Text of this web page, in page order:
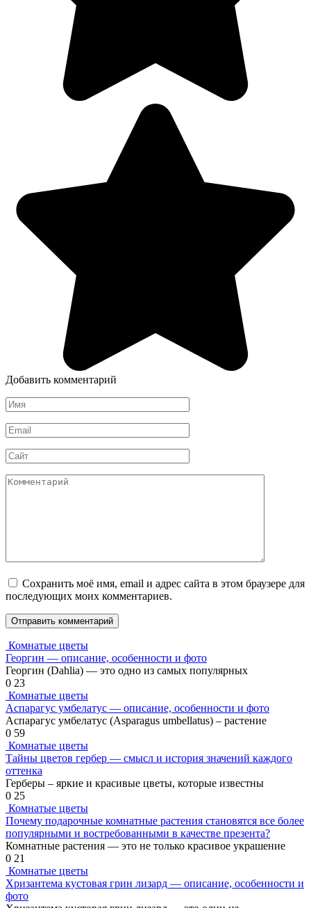
Добавить комментарий
Имя
*
Email
*
Сайт
Комментарий
Сохранить моё имя, email и адрес сайта в этом браузере для
последующих моих комментариев.
Комнатые цветы
Георгин — описание, особенности и фото
Георгин (Dahlia) — это одно из самых популярных
0 23
Комнатые цветы
Аспарагус умбелатус — описание, особенности и фото
Аспарагус умбелатус (Asparagus umbellatus) – растение
0 59
Комнатые цветы
Тайны цветов гербер — смысл и история значений каждого
оттенка
Герберы – яркие и красивые цветы, которые известны
0 25
Комнатые цветы
Почему подарочные комнатные растения становятся все более
популярными и востребованными в качестве презента?
Комнатные растения — это не только красивое украшение
0 21
Комнатые цветы
Хризантема кустовая грин лизард — описание, особенности и
фото